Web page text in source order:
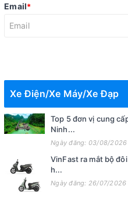
Email*
Xe Điện/Xe Máy/Xe Đạp
Top 5 đơn vị cung
Ninh...
Ngày đăng: 03/08/2026
VinFast ra mắt bộ
h...
Ngày đăng: 26/07/2026